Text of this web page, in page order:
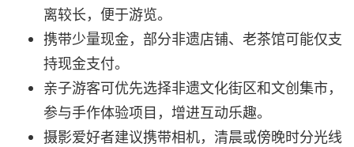
离较长，便于游览。
携带少量现金，部分非遗店铺、老茶馆可能仅支
持现金支付。
亲子游客可优先选择非遗文化街区和文创集市，
参与手作体验项目，增进互动乐趣。
摄影爱好者建议携带相机，清晨或傍晚时分光线